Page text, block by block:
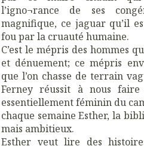
l’igno¬rance de ses
magnifique, ce jaguar qu’il
fou par la cruauté humaine.
C’est le mépris des hommes
et dénuement; ce mépris
que l’on chasse de terrain
Ferney réussit à nous
essentiellement féminin du
chaque semaine Esther, la
mais ambitieux.
Esther veut lire des